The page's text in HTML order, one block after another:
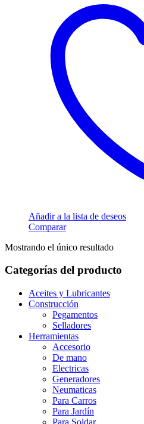
Añadir a la lista de deseos
Comparar
Mostrando el único resultado
Categorías del producto
Aceites y Lubricantes
Construcción
Pegamentos
Selladores
Herramientas
Accesorio
De mano
Electricas
Generadores
Neumaticas
Para Carros
Para Jardín
Para Soldar